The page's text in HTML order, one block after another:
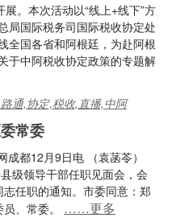
。本次活动以“线上+线下”方
局国际税务司国际税收协定处
全国各省和阿根廷，为赴阿根
于中阿税收协定政策的专题解
通,协定,税收,直播,中阿
常委
都12月9日电 （袁菡苓）
级领导干部任职见面会，会
任职的通知。市委同意：郑
、常委。 ……更多